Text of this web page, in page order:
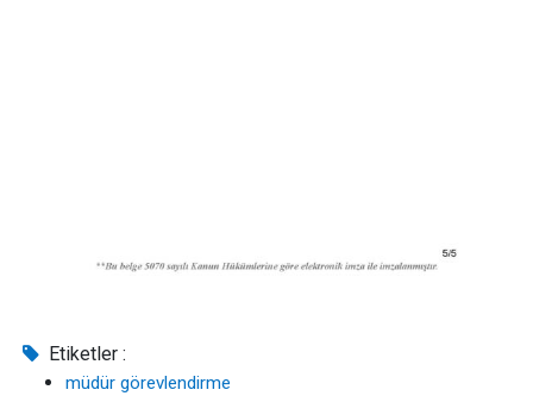
Etiketler :
müdür görevlendirme